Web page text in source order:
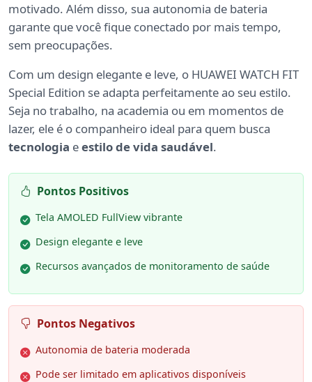
motivado. Além disso, sua autonomia de bateria
garante que você fique conectado por mais tempo,
sem preocupações.
Com um design elegante e leve, o HUAWEI WATCH FIT
Special Edition se adapta perfeitamente ao seu estilo.
Seja no trabalho, na academia ou em momentos de
lazer, ele é o companheiro ideal para quem busca
tecnologia eestilo de vida saudável.
Pontos Positivos
Tela AMOLED FullView vibrante
Design elegante e leve
Recursos avançados de monitoramento de saúde
Pontos Negativos
Autonomia de bateria moderada
Pode ser limitado em aplicativos disponíveis